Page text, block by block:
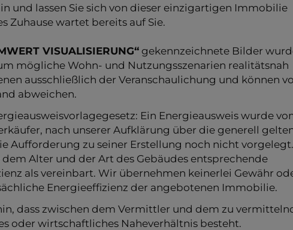
und lassen Sie sich von dieser einzigartigen Immobilie
Zuhause wartet bereits auf Sie.
VISUALISIERUNG“ gekennzeichnete Bilder
mögliche Wohn- und Nutzungsszenarien realitätsnah
ausschließlich der Veranschaulichung und können
abweichen.
Ein Energieausweis wurde
nach unserer Aufklärung über die generell
Aufforderung zu seiner Erstellung noch nicht
Alter und der Art des Gebäudes entsprechende
als vereinbart. Wir übernehmen keinerlei Gewähr
Energieeffizienz der angebotenen Immobilie.
dass zwischen dem Vermittler und dem zu
oder wirtschaftliches Naheverhältnis besteht.